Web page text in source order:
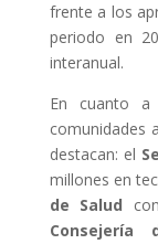
frente a los
periodo en
interanual.
En cuanto a
comunidades
destacan: el
millones en
de Salud
Consejería